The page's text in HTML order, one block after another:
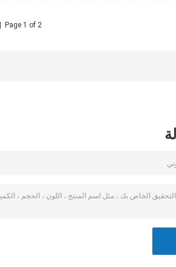
Page 1 of 2